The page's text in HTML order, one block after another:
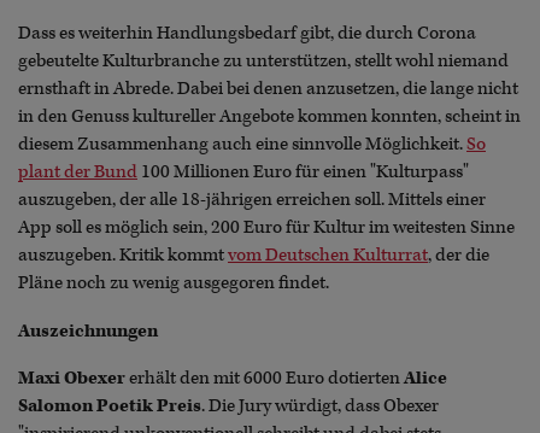
Dass es weiterhin Handlungsbedarf gibt, die durch Corona
gebeutelte Kulturbranche zu unterstützen, stellt wohl niemand
ernsthaft in Abrede. Dabei bei denen anzusetzen, die lange nicht
in den Genuss kultureller Angebote kommen konnten, scheint in
diesem Zusammenhang auch eine sinnvolle Möglichkeit.So
plant der Bund 100 Millionen Euro für einen "Kulturpass"
auszugeben, der alle 18-jährigen erreichen soll. Mittels einer
App soll es möglich sein, 200 Euro für Kultur im weitesten Sinne
auszugeben. Kritik kommtvom Deutschen Kulturrat, der die
Pläne noch zu wenig ausgegoren findet.
Auszeichnungen
Maxi Obexererhält den mit 6000 Euro dotiertenAlice
Salomon Poetik Preis. Die Jury würdigt, dass Obexer